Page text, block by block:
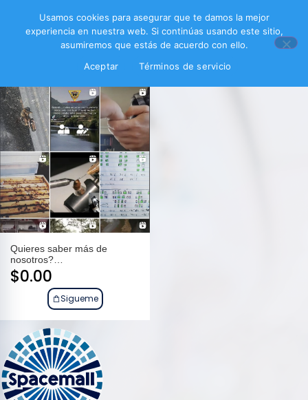
Filtrar productos
Quieres saber más de
nosotros?…
$0.00
Sigueme
Usamos cookies para asegurar que te damos la mejor
experiencia en nuestra web. Si continúas usando este sitio,
asumiremos que estás de acuerdo con ello.
Aceptar
Términos de servicio